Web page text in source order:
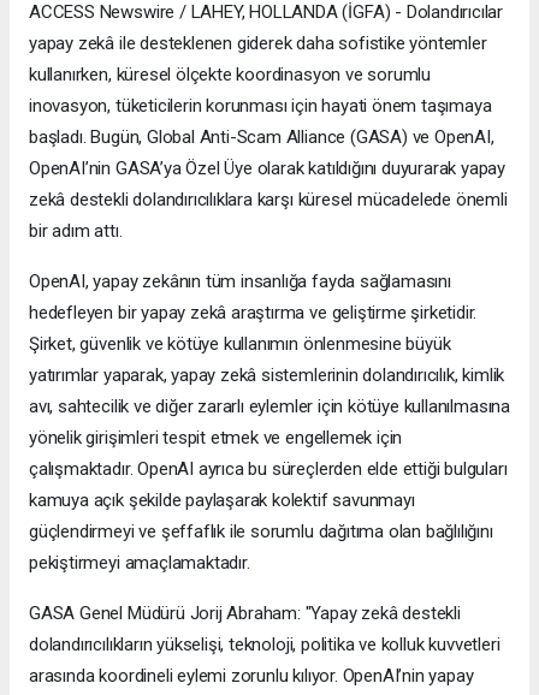
ACCESS Newswire / LAHEY, HOLLANDA (İGFA) - Dolandırıcılar
yapay zekâ ile desteklenen giderek daha sofistike yöntemler
kullanırken, küresel ölçekte koordinasyon ve sorumlu
inovasyon, tüketicilerin korunması için hayati önem taşımaya
başladı. Bugün, Global Anti-Scam Alliance (GASA) ve OpenAI,
OpenAI’nin GASA’ya Özel Üye olarak katıldığını duyurarak yapay
zekâ destekli dolandırıcılıklara karşı küresel mücadelede önemli
bir adım attı.
OpenAI, yapay zekânın tüm insanlığa fayda sağlamasını
hedefleyen bir yapay zekâ araştırma ve geliştirme şirketidir.
Şirket, güvenlik ve kötüye kullanımın önlenmesine büyük
yatırımlar yaparak, yapay zekâ sistemlerinin dolandırıcılık, kimlik
avı, sahtecilik ve diğer zararlı eylemler için kötüye kullanılmasına
yönelik girişimleri tespit etmek ve engellemek için
çalışmaktadır. OpenAI ayrıca bu süreçlerden elde ettiği bulguları
kamuya açık şekilde paylaşarak kolektif savunmayı
güçlendirmeyi ve şeffaflık ile sorumlu dağıtıma olan bağlılığını
pekiştirmeyi amaçlamaktadır.
GASA Genel Müdürü Jorij Abraham: "Yapay zekâ destekli
dolandırıcılıkların yükselişi, teknoloji, politika ve kolluk kuvvetleri
arasında koordineli eylemi zorunlu kılıyor. OpenAI’nin yapay